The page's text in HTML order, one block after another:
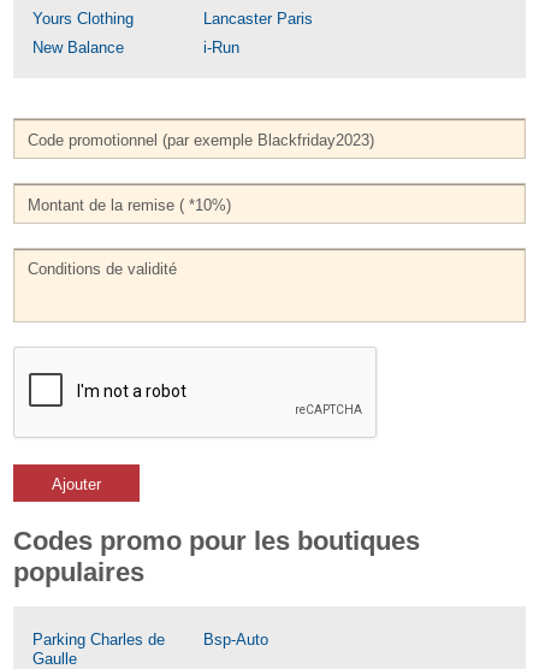
Yours Clothing
Lancaster Paris
New Balance
i-Run
Ajouter
Codes promo pour les boutiques
populaires
Parking Charles de
Gaulle
Bsp-Auto